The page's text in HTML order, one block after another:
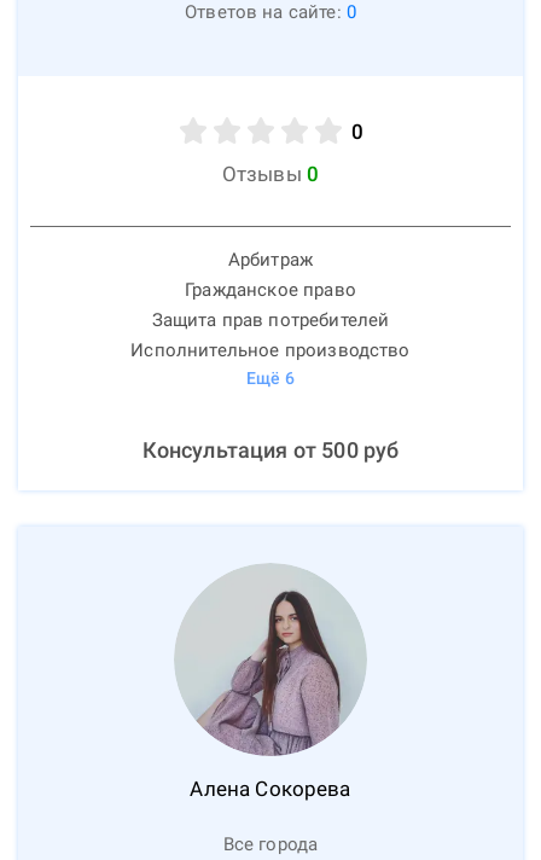
Ответов на сайте: 0
0
Отзывы 0
Арбитраж
Гражданское право
Защита прав потребителей
Исполнительное производство
Ещё 6
Консультация от 500руб
Алена Сокорева
Все города